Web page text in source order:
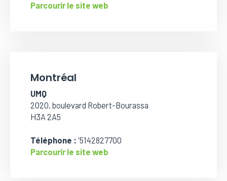
Parcourir le site web
Montréal
UMQ
2020, boulevard Robert-Bourassa
H3A 2A5
Téléphone : '5142827700
Parcourir le site web